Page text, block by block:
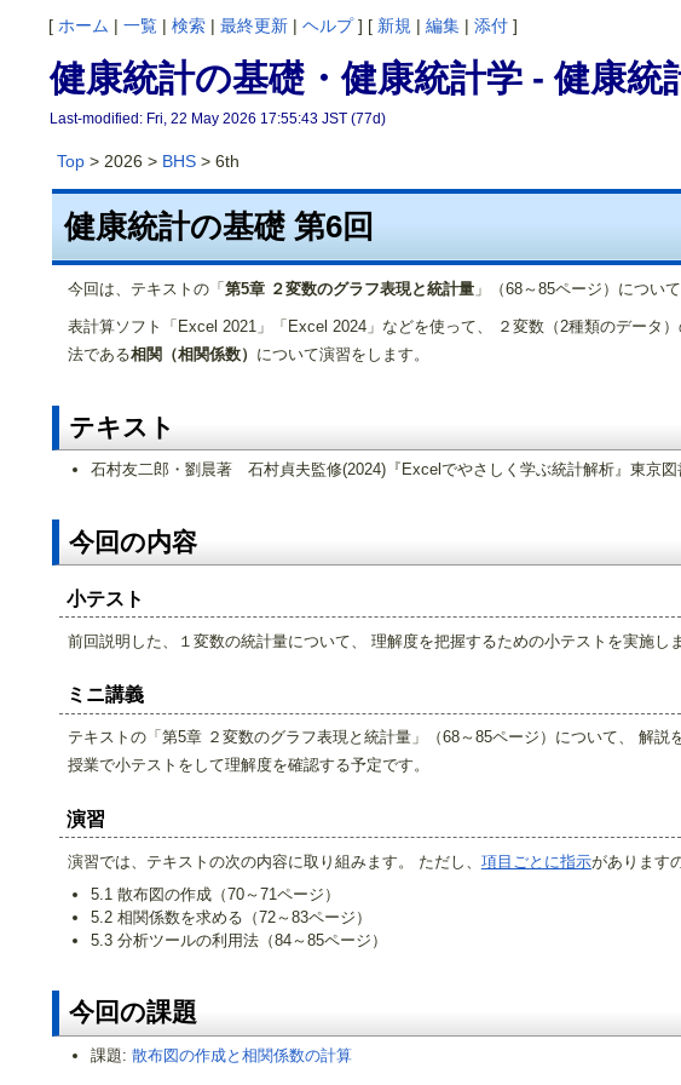
[ ホーム | 一覧| 検索| 最終更新| ヘルプ] [ 新規 | 編集| 添付]
健康統計の基礎・健康統計学 - 健康統
Last-modified: Fri, 22 May 2026 17:55:43 JST (77d)
Top> 2026 > BHS> 6th
健康統計の基礎 第6回
今回は、テキストの「 第5章 ２変数のグラフ表現と統計量」（68～85ページ）について
表計算ソフト「Excel 2021」「Excel 2024」などを使って、 ２変数（2種類のデータ
法である相関（相関係数） について演習をします。
テキスト
石村友二郎・劉晨著 石村貞夫監修(2024)『Excelでやさしく学ぶ統計解析』東京図
今回の内容
小テスト
前回説明した、１変数の統計量について、 理解度を把握するための小テストを実施しま
ミニ講義
テキストの「第5章 ２変数のグラフ表現と統計量」（68～85ページ）について、 解
授業で小テストをして理解度を確認する予定です。
演習
演習では、テキストの次の内容に取り組みます。 ただし、 項目ごとに指示があります
5.1 散布図の作成（70～71ページ）
5.2 相関係数を求める（72～83ページ）
5.3 分析ツールの利用法（84～85ページ）
今回の課題
課題: 散布図の作成と相関係数の計算